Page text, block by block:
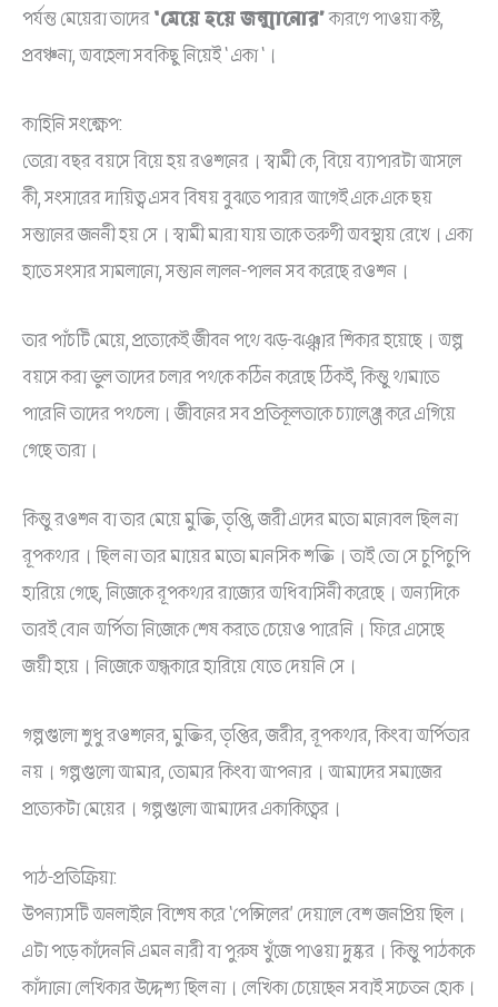
পর্যন্ত মেয়েরা তাদের‘মেয়ে হয়ে জন্মানোর’কারণে পাওয়া কষ্ট,
প্রবঞ্চনা, অবহেলা সব‌কিছু নিয়েই ‘ একা ‘।
কাহিনি সংক্ষেপ:
তেরো বছর বয়সে বিয়ে হয় রওশনের। স্বামী কে, বিয়ে ব্যাপারটা আসলে
কী, সংসারের দায়িত্ব এসব বিষয় বুঝতে পারার আগেই একে একে ছয়
সন্তানের জননী হয় সে। স্বামী মারা যায় তাকে তরুণী অবস্থায় রেখে। একা
হাতে সংসার সামলানো, সন্তান লালন-পালন সব করেছে রওশন।
তার পাঁচটি মেয়ে, প্রত্যেকেই জীবন পথে ঝড়-ঝঞ্ঝার শিকার হয়েছে। অল্প
বয়সে করা ভুল তাদের চলার পথকে কঠিন করেছে ঠিকই, কিন্তু থামাতে
পারেনি তাদের পথচলা। জীবনের সব প্রতিকূলতাকে চ্যালেঞ্জ করে এগিয়ে
গেছে তারা।
কিন্তু রওশন বা তার মেয়ে মুক্তি, তৃপ্তি, জরী এদের মতো মনোবল ছিল না
রূপকথার। ছিল না তার মায়ের মতো মানসিক শক্তি। তাই তো সে চুপিচুপি
হারিয়ে গেছে, নিজেকে রূপকথার রাজ্যের অধিবাসিনী করেছে। অন্যদিকে
তারই বোন অর্পিতা নিজেকে শেষ করতে চেয়েও পারেনি। ফিরে এসেছে
জয়ী হয়ে। নিজেকে অন্ধকারে হারিয়ে যেতে দেয়নি সে।
গল্পগুলো শুধু রওশনের, মুক্তির, তৃপ্তির, জরীর, রূপকথার, কিংবা অর্পিতার
নয়। গল্পগুলো আমার, তোমার কিংবা আপনার। আমাদের সমাজের
প্রত্যেকটা মেয়ের। গল্পগুলো আমাদের একাকিত্বের।
পাঠ-প্রতিক্রিয়া:
উপন্যাসটি অনলাইনে বিশেষ করে ‘পেন্সিলের’ দেয়ালে বেশ জনপ্রিয় ছিল।
এটা পড়ে কাঁদেননি এমন নারী বা পুরুষ খুঁজে পাওয়া দুষ্কর। কিন্তু পাঠককে
কাঁদানো লেখিকার উদ্দেশ্য ছিল না। লেখিকা চেয়েছেন সবাই সচেতন হোক।